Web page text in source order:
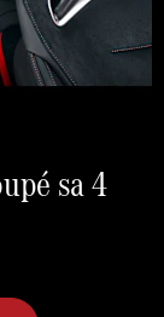
sa 4